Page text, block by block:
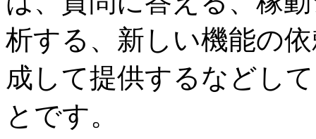
析する、新しい機能の
成して提供するなどし
とです。